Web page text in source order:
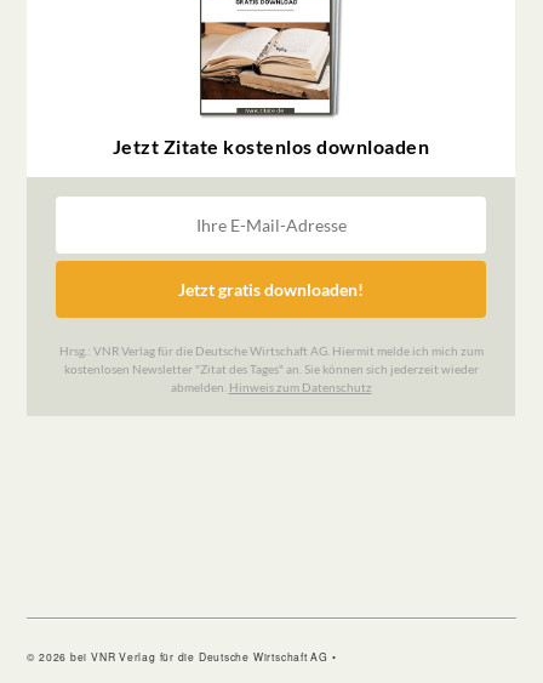
© 2026 bei VNR Verlag für die Deutsche Wirtschaft AG •